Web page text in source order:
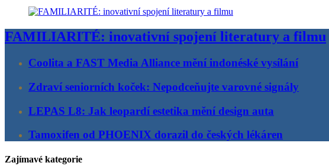
FAMILIARITÉ: inovativní spojení literatury a filmu
Coolita a FAST Media Alliance mění indonéské vysílání
Zdraví seniorních koček: Nepodceňujte varovné signály
LEPAS L8: Jak leopardí estetika mění design auta
Tamoxifen od PHOENIX dorazil do českých lékáren
Zajímavé kategorie